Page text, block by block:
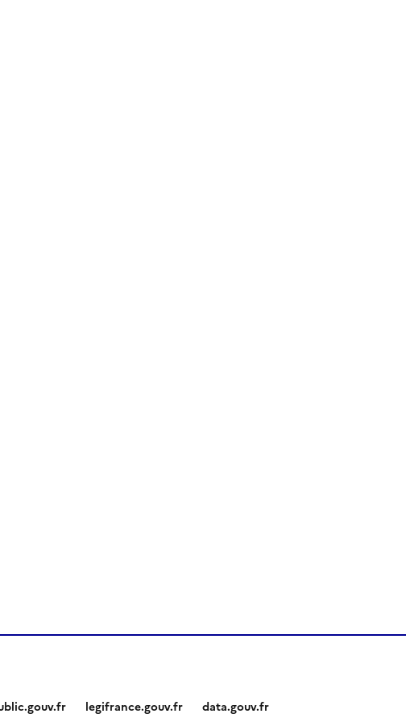
legifrance.gouv.fr data.gouv.fr